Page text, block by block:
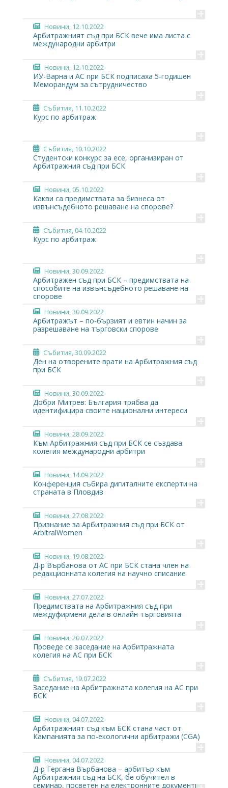
+
Новини, 12.10.2022
Арбитражният съд при БСК вече има листа с
международни арбитри
+
Новини, 12.10.2022
ИУ-Варна и АС при БСК подписаха 5-годишен
Меморандум за сътрудничество
+
Събития, 11.10.2022
Курс по арбитраж
+
Събития, 10.10.2022
Студентски конкурс за есе, организиран от
Арбитражния съд при БСК
+
Новини, 05.10.2022
Какви са предимствата за бизнеса от
извънсъдебното решаване на спорове?
+
Събития, 04.10.2022
Курс по арбитраж
+
Новини, 30.09.2022
Арбитражен съд при БСК – предимствата на
способите на извънсъдебното решаване на
спорове
+
Новини, 30.09.2022
Арбитражът – по-бързият и евтин начин за
разрешаване на търговски спорове
+
Събития, 30.09.2022
Ден на отворените врати на Арбитражния съд
при БСК
+
Новини, 30.09.2022
Добри Митрев: България трябва да
идентифицира своите национални интереси
+
Новини, 28.09.2022
Към Арбитражния съд при БСК се създава
колегия международни арбитри
+
Новини, 14.09.2022
Конференция събира дигиталните експерти на
страната в Пловдив
+
Новини, 27.08.2022
Признание за Арбитражния съд при БСК от
ArbitralWomen
+
Новини, 19.08.2022
Д-р Върбанова от АС при БСК стана член на
редакционната колегия на научно списание
+
Новини, 27.07.2022
Предимствата на Арбитражния съд при
междуфирмени дела в онлайн търговията
+
Новини, 20.07.2022
Проведе се заседание на Арбитражната
колегия на АС при БСК
+
Събития, 19.07.2022
Заседание на Арбитражната колегия на АС при
БСК
+
Новини, 04.07.2022
Арбитражният съд към БСК стана част от
Кампанията за по-екологични арбитражи (CGA)
+
Новини, 04.07.2022
Д-р Гергана Върбанова – арбитър към
Арбитражния съд на БСК, бе обучител в
семинар, посветен на електронните документи